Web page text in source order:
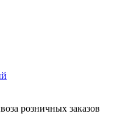
розничных заказов